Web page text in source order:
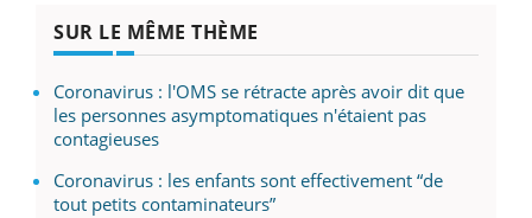
SUR LE MÊME THÈME
Coronavirus : l'OMS se rétracte après avoir dit que
les personnes asymptomatiques n'étaient pas
contagieuses
Coronavirus : les enfants sont effectivement “de
tout petits contaminateurs”